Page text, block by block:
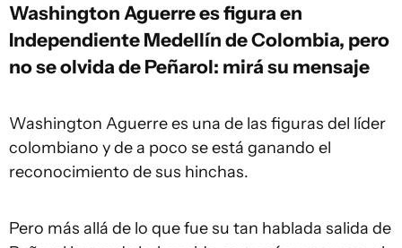
Washington Aguerre es figura en
Independiente Medellín de Colombia, pero
no se olvida de Peñarol: mirá su mensaje
Washington Aguerre es una de las figuras del líder
colombiano y de a poco se está ganando el
reconocimiento de sus hinchas.
Pero más allá de lo que fue su tan hablada salida de